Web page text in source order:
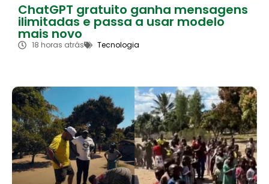
ChatGPT gratuito ganha mensagens
ilimitadas e passa a usar modelo
mais novo
18 horas atrás Tecnologia